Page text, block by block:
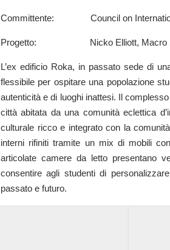
Committente: Council on
Progetto: Nicko Elliott, Macro
L’ex edificio Roka, in passato sede di
flessibile per ospitare una popolazione
autenticità e di luoghi inattesi. Il
città abitata da una comunità eclettica
culturale ricco e integrato con la
interni rifiniti tramite un mix di mobili
articolate camere da letto presentano
consentire agli studenti di
passato e futuro.